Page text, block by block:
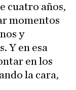
cuatro años,
momentos
y
Y en esa
en los
la cara,